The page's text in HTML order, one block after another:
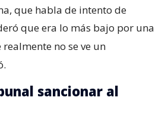
que habla de intento de
que era lo más bajo por una
no se ve un
sancionar al